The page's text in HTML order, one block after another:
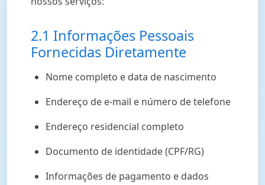
2.1 Informações Pessoais
Fornecidas Diretamente
Nome completo e data de nascimento
Endereço de e-mail e número de telefone
Endereço residencial completo
Documento de identidade (CPF/RG)
Informações de pagamento e dados